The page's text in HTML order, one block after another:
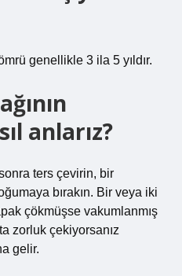
genellikle 3 ila 5 yıldır.
anlarız?
ters çevirin, bir
bırakın. Bir veya iki
çökmüşse vakumlanmış
zorluk çekiyorsanız
gelir.